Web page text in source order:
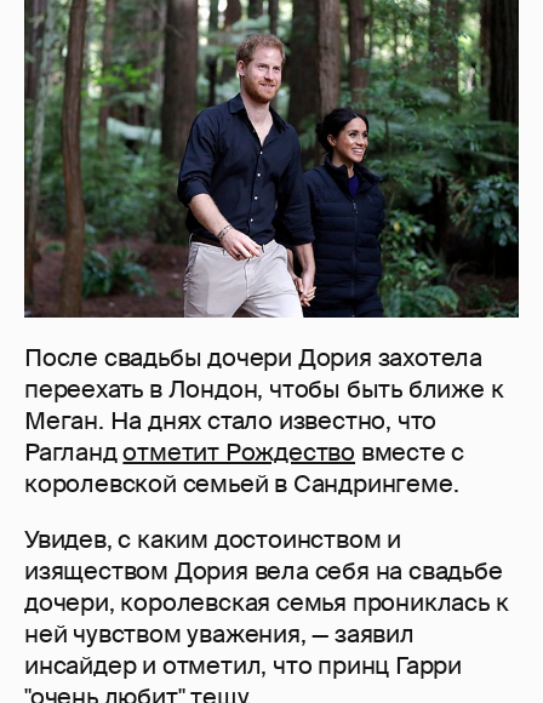
После свадьбы дочери Дория захотела
переехать в Лондон, чтобы быть ближе к
Меган. На днях стало известно, что
Рагландотметит Рождество вместе с
королевской семьей в Сандрингеме.
Увидев, с каким достоинством и
изяществом Дория вела себя на свадьбе
дочери, королевская семья прониклась к
ней чувством уважения, — заявил
инсайдер и отметил, что принц Гарри